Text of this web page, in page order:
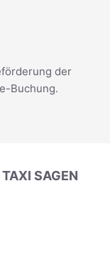
der
Buchung.
SAGEN